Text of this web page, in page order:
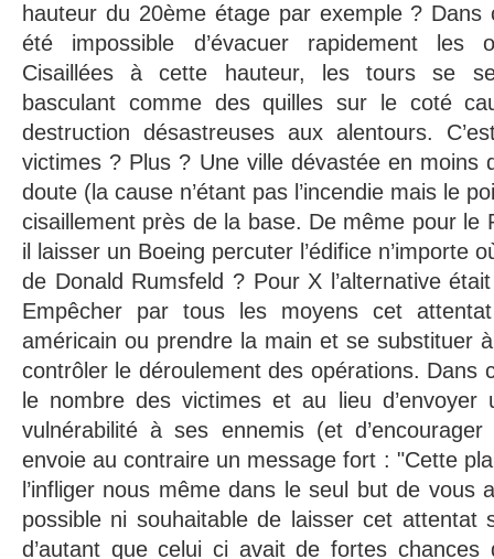
hauteur du 20ème étage par exemple ?
été impossible d’évacuer rapidement les
Cisaillées à cette hauteur, les tours se
basculant comme des quilles sur le coté
destruction désastreuses aux alentours.
victimes ? Plus ? Une ville dévastée en moins
doute (la cause n’étant pas l’incendie mais le
cisaillement près de la base. De même pour le
il laisser un Boeing percuter l’édifice n’importe
de Donald Rumsfeld ? Pour X l’alternative
Empêcher par tous les moyens cet
américain ou prendre la main et se substituer à
contrôler le déroulement des opérations. Dans
le nombre des victimes et au lieu d’envoyer
vulnérabilité à ses ennemis (et
envoie au contraire un message fort : "Cette
l’infliger nous même dans le seul but de vous
possible ni souhaitable de laisser cet attentat
d’autant que celui ci avait de fortes chances